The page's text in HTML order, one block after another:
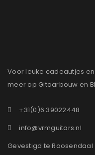
Voor leuke cadeautjes
meer op Gitaarbouw en
+31(0)6 39022448
info@vrmguitars.nl
Gevestigd te Roosendaal